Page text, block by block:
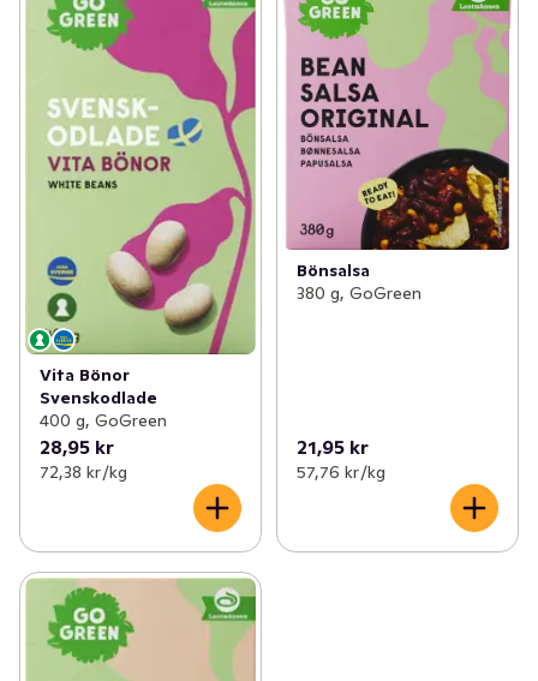
Vita Bönor
Svenskodlade
400 g, GoGreen
28,95 kr
72,38 kr /kg
Bönsalsa
380 g, GoGreen
21,95 kr
57,76 kr /kg